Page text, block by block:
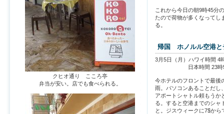
これから今日の朝9時45分
たので荷物が多くなってし
る。
帰国 ホノルル空港
3月5日（月）ハワイ時間 4
日本時間 23時
今ホテルのフロントで最後
雨。パソコンあることだし
アポートシャトル頼もうか
る。すると空港までのシャ
と。ジスウィークに7$か
クヒオ通り こころ亭
弁当が安い。店でも食べられる。